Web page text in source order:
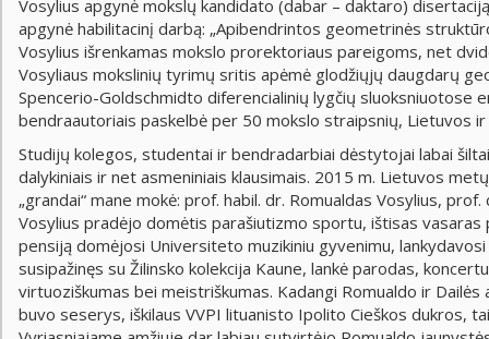
Vosylius apgynė mokslų kandidato (dabar – daktaro)
apgynė habilitacinį darbą: „Apibendrintos geometrinės
Vosylius išrenkamas mokslo prorektoriaus pareigoms, net
Vosyliaus mokslinių tyrimų sritis apėmė glodžiųjų daugdarų
Spencerio-Goldschmidto diferencialinių lygčių sluoksniuotose
bendraautoriais paskelbė per 50 mokslo straipsnių, Lietuvos
Studijų kolegos, studentai ir bendradarbiai dėstytojai labai
dalykiniais ir net asmeniniais klausimais. 2015 m. Lietuvos
„grandai“ mane mokė: prof. habil. dr. Romualdas Vosylius,
Vosylius pradėjo domėtis parašiutizmo sportu, ištisas
pensiją domėjosi Universiteto muzikiniu gyvenimu,
susipažinęs su Žilinsko kolekcija Kaune, lankė parodas,
virtuoziškumas bei meistriškumas. Kadangi Romualdo ir
buvo seserys, iškilaus VVPI lituanisto Ipolito Cieškos dukros,